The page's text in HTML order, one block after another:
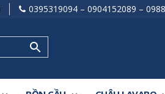
0395319094 – 0904152089 –